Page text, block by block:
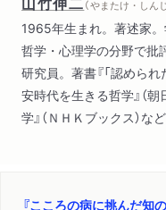
（ やまたけ・しんじ
1965年生まれ。著述家。
哲学・心理学の分野で批
研究員。著書『「認められ
安時代を生きる哲学』（朝
学』（ＮＨＫブックス）など
『こころの病に挑んだ知